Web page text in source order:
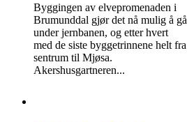
Byggingen av elvepromenaden i
Brumunddal gjør det nå mulig å gå
under jernbanen, og etter hvert
med de siste byggetrinnene helt fra
sentrum til Mjøsa.
Akershusgartneren...